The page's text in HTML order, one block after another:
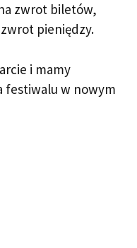
zwrot biletów,
pieniędzy.
i mamy
festiwalu w nowym